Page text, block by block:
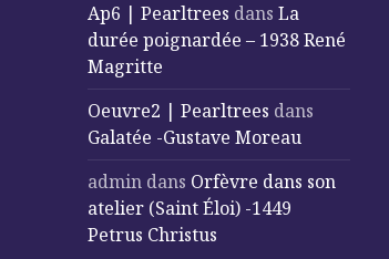
Ap6 | Pearltrees dansLa
durée poignardée – 1938 René
Magritte
Oeuvre2 | Pearltrees dans
Galatée -Gustave Moreau
admin dans Orfèvre dans son
atelier (Saint Éloi) -1449
Petrus Christus